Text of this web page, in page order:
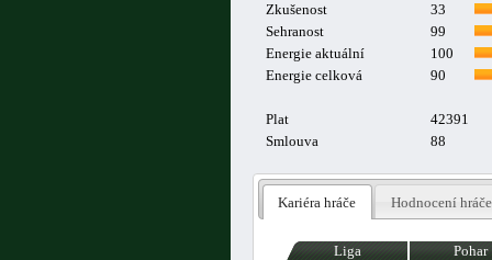
Zkušenost
33
Sehranost
99
Energie aktuální
100
Energie celková
90
Plat
42391
Smlouva
88
Kariéra hráče Hodnocení hráče
Liga Pohar